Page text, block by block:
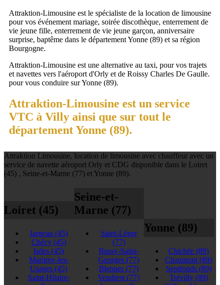
Attraktion-Limousine est le spécialiste de la location de limousine
pour vos événement mariage, soirée discothèque, enterrement de
vie jeune fille, enterrement de vie jeune garçon, anniversaire
surprise, baptême dans le département Yonne (89) et sa région
Bourgogne.
Attraktion-Limousine est une alternative au taxi, pour vos trajets
et navettes vers l'aéroport d'Orly et de Roissy Charles De Gaulle.
pour vous conduire sur Yonne (89).
Attraktion-Limousine est un service
VTC à Villy ainsi que sur tout le
département Yonne (89).
Attraktion Limousine, location de limousine avec chauffeur avec un
service de navette aéroport Orly et CDG disponible dans le Loiret
(45) , Seine-et-Marne (77) et Yonne (89).
Loiret (45)
Jargeau(45)
Chécy (45)
Isdes(45)
Marigny-les-
Usages(45)
Saint-Hilaire-
Seine-et-
Marne (77)
Saint-Léger
(77)
Bussy-Saint-
Georges(77)
Blennes(77)
Vendrest(77)
Yonne (89)
Chichée(89)
Chaumont(89)
Septfonds (89)
Trévilly (89)